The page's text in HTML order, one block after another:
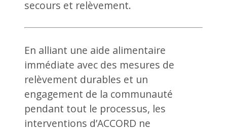
secours et relèvement.
En alliant une aide alimentaire
immédiate avec des mesures de
relèvement durables et un
engagement de la communauté
pendant tout le processus, les
interventions d’ACCORD ne